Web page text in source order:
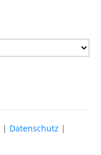
| Datenschutz |